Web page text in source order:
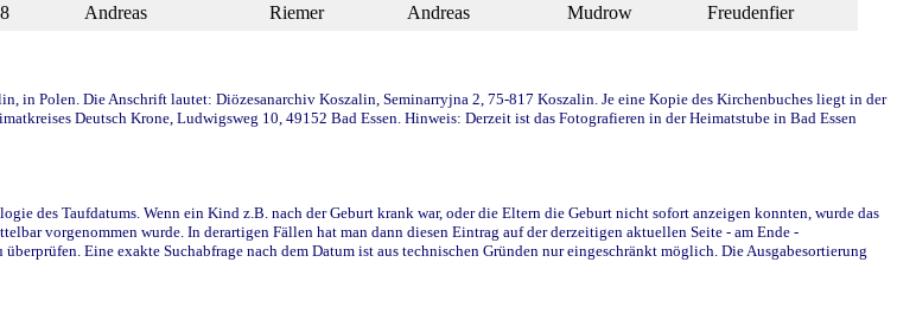
Andreas Riemer Andreas Mudrow Freudenfier
in Polen. Die Anschrift lautet: Diözesanarchiv Koszalin, Seminarryjna 2, 75-817 Koszalin. Je eine Kopie des Kirchenbuches liegt in der
Deutsch Krone, Ludwigsweg 10, 49152 Bad Essen. Hinweis: Derzeit ist das Fotografieren in der Heimatstube in Bad Essen
des Taufdatums. Wenn ein Kind z.B. nach der Geburt krank war, oder die Eltern die Geburt nicht sofort anzeigen konnten, wurde das
vorgenommen wurde. In derartigen Fällen hat man dann diesen Eintrag auf der derzeitigen aktuellen Seite - am Ende -
Eine exakte Suchabfrage nach dem Datum ist aus technischen Gründen nur eingeschränkt möglich. Die Ausgabesortierung